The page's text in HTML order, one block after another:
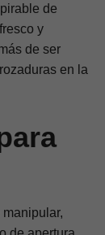
de
fresco y
de ser
en la